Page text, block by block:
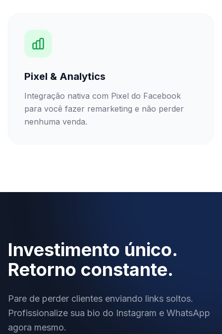
Pixel & Analytics
Integração nativa com Pixel do Facebook
para você fazer remarketing e não perder
nenhuma venda.
Investimento único.
Retorno constante.
Pare de perder clientes enviando links soltos.
Profissionalize sua bio do Instagram e WhatsApp
agora mesmo.